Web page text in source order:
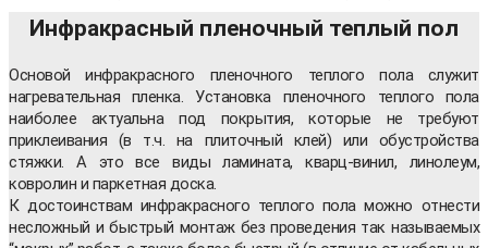
Инфракрасный пленочный теплый пол
Основой инфракрасного пленочного теплого пола служит
нагревательная пленка. Установка пленочного теплого пола
наиболее актуальна под покрытия, которые не требуют
приклеивания (в т.ч. на плиточный клей) или обустройства
стяжки. А это все виды ламината, кварц-винил, линолеум,
ковролин и паркетная доска.
К достоинствам инфракрасного теплого пола можно отнести
несложный и быстрый монтаж без проведения так называемых